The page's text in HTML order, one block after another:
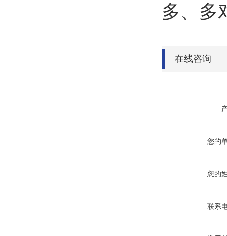
多、多
在线咨询
您的
您的
联系